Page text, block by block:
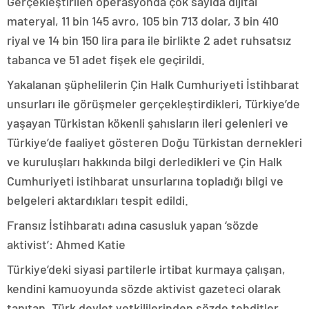
materyal, 11 bin 145 avro, 105 bin 713 dolar, 3 bin 410
riyal ve 14 bin 150 lira para ile birlikte 2 adet ruhsatsız
tabanca ve 51 adet fişek ele geçirildi.
Yakalanan şüphelilerin Çin Halk Cumhuriyeti İstihbarat
unsurları ile görüşmeler gerçekleştirdikleri, Türkiye’de
yaşayan Türkistan kökenli şahısların ileri gelenleri ve
Türkiye’de faaliyet gösteren Doğu Türkistan dernekleri
ve kuruluşları hakkında bilgi derledikleri ve Çin Halk
Cumhuriyeti istihbarat unsurlarına topladığı bilgi ve
belgeleri aktardıkları tespit edildi.
Fransız İstihbaratı adına casusluk yapan ‘sözde
aktivist’: Ahmed Katie
Türkiye’deki siyasi partilerle irtibat kurmaya çalışan,
kendini kamuoyunda sözde aktivist gazeteci olarak